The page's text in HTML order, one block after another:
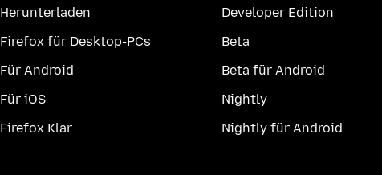
Herunterladen
Firefox für Desktop-PCs
Für Android
Für iOS
Firefox Klar
Developer Edition
Beta
Beta für Android
Nightly
Nightly für Android